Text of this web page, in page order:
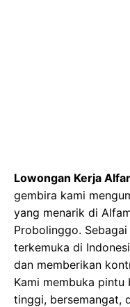
Lowongan Kerja
gembira kami
yang menarik di
Probolinggo.
terkemuka di
dan memberikan
Kami membuka
tinggi, bersemangat,